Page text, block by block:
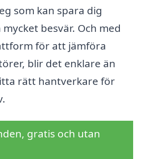
som kan spara dig
besvär. Och med
för att jämföra
blir det enklare än
rätt hantverkare för
gratis och utan